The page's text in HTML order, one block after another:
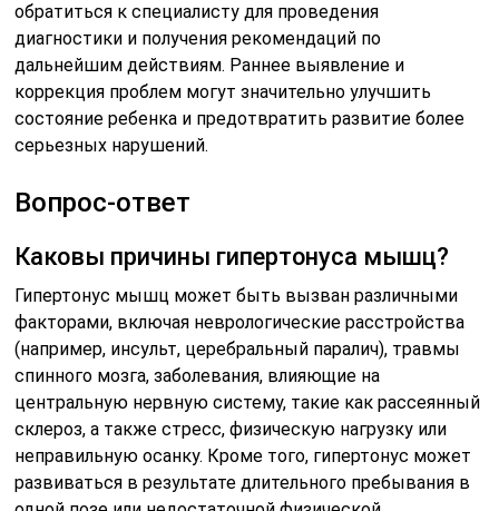
обратиться к специалисту для проведения
диагностики и получения рекомендаций по
дальнейшим действиям. Раннее выявление и
коррекция проблем могут значительно улучшить
состояние ребенка и предотвратить развитие более
серьезных нарушений.
Вопрос-ответ
Каковы причины гипертонуса мышц?
Гипертонус мышц может быть вызван различными
факторами, включая неврологические расстройства
(например, инсульт, церебральный паралич), травмы
спинного мозга, заболевания, влияющие на
центральную нервную систему, такие как рассеянный
склероз, а также стресс, физическую нагрузку или
неправильную осанку. Кроме того, гипертонус может
развиваться в результате длительного пребывания в